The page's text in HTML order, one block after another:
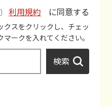
利用規約 に同意する
スをクリックし、チェッ
マークを入れてください。
検索 す